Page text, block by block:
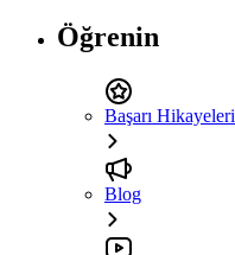
Öğrenin
Başarı Hikayeleri
Blog